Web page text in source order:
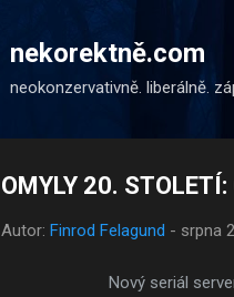
nekorektně.com
neokonzervativně. liberálně.
OMYLY 20.
Autor: Finrod Felagund - srpna
Nový seriál